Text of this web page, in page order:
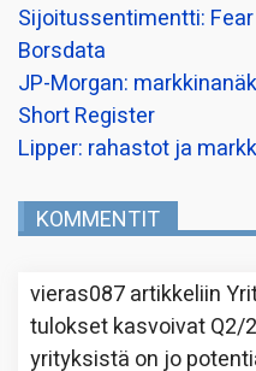
Sijoitussentimentti:
Borsdata
JP-Morgan:
Short Register
Lipper: rahastot ja
KOMMENTIT
vieras087artikkeliin
tulokset kasvoivat Q2/
yrityksistä on jo